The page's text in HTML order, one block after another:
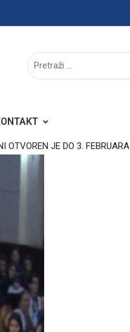
OTVOREN JE DO 3. FEBRUARA